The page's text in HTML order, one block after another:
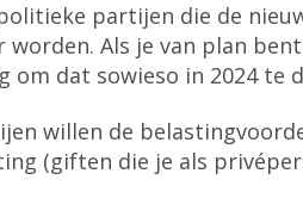
partijen die de
Als je van plan
dat sowieso in 2024 te
willen de
(giften die je als